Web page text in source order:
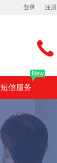
登录 注册
短信服务
New